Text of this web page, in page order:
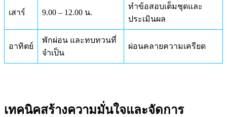
เสาร์ 9.00 – 12.00 น.
ทำข้อสอบเต็มชุดและ
ประเมินผล
อาทิตย์
พักผ่อน และทบทวนที่
จำเป็น
ผ่อนคลายความเครียด
เทคนิคสร้างความมั่นใจและจัดการ